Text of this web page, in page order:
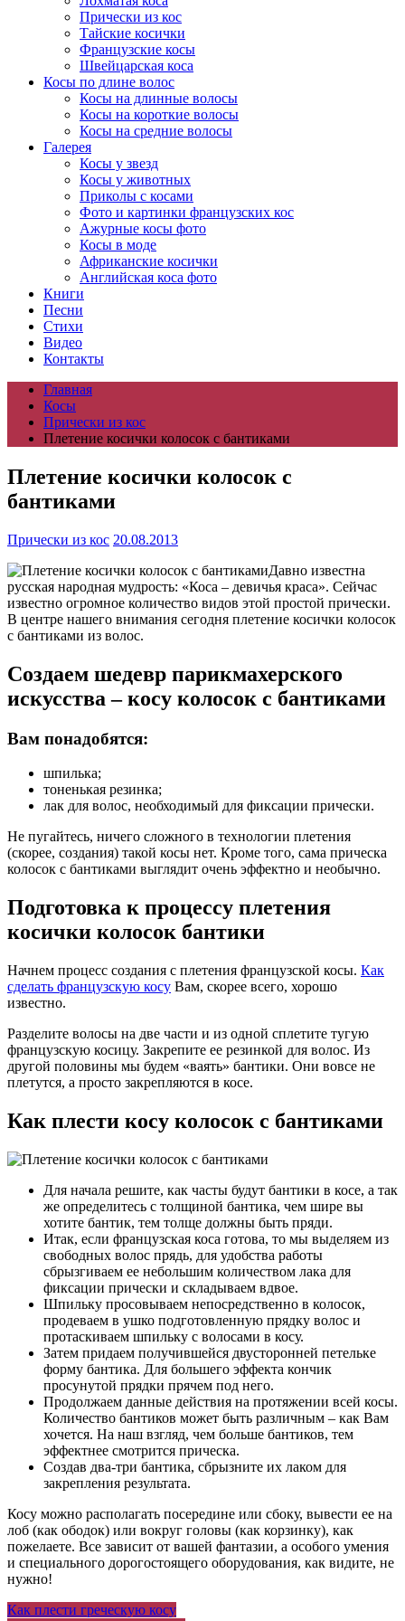
Прически из кос
Тайские косички
Французские косы
Швейцарская коса
Косы по длине волос
Косы на длинные волосы
Косы на короткие волосы
Косы на средние волосы
Галерея
Косы у звезд
Косы у животных
Приколы с косами
Фото и картинки французских кос
Ажурные косы фото
Косы в моде
Африканские косички
Английская коса фото
Книги
Песни
Cтихи
Видео
Контакты
Главная
Косы
Прически из кос
Плетение косички колосок с бантиками
Плетение косички колосок с
бантиками
Прически из кос 20.08.2013
Давно известна
русская народная мудрость: «Коса – девичья краса». Сейчас
известно огромное количество видов этой простой прически.
В центре нашего внимания сегодня плетение косички колосок
с бантиками из волос.
Создаем шедевр парикмахерского
искусства – косу колосок с бантиками
Вам понадобятся:
шпилька;
тоненькая резинка;
лак для волос, необходимый для фиксации прически.
Не пугайтесь, ничего сложного в технологии плетения
(скорее, создания) такой косы нет. Кроме того, сама прическа
колосок с бантиками выглядит очень эффектно и необычно.
Подготовка к процессу плетения
косички колосок бантики
Начнем процесс создания с плетения французской косы. Как
сделать французскую косу Вам, скорее всего, хорошо
известно.
Разделите волосы на две части и из одной сплетите тугую
французскую косицу. Закрепите ее резинкой для волос. Из
другой половины мы будем «ваять» бантики. Они вовсе не
плетутся, а просто закрепляются в косе.
Как плести косу колосок с бантиками
Для начала решите, как часты будут бантики в косе, а так
же определитесь с толщиной бантика, чем шире вы
хотите бантик, тем толще должны быть пряди.
Итак, если французская коса готова, то мы выделяем из
свободных волос прядь, для удобства работы
сбрызгиваем ее небольшим количеством лака для
фиксации прически и складываем вдвое.
Шпильку просовываем непосредственно в колосок,
продеваем в ушко подготовленную прядку волос и
протаскиваем шпильку с волосами в косу.
Затем придаем получившейся двусторонней петельке
форму бантика. Для большего эффекта кончик
просунутой прядки прячем под него.
Продолжаем данные действия на протяжении всей косы.
Количество бантиков может быть различным – как Вам
хочется. На наш взгляд, чем больше бантиков, тем
эффектнее смотрится прическа.
Создав два-три бантика, сбрызните их лаком для
закрепления результата.
Косу можно располагать посередине или сбоку, вывести ее на
лоб (как ободок) или вокруг головы (как корзинку), как
пожелаете. Все зависит от вашей фантазии, а особого умения
и специального дорогостоящего оборудования, как видите, не
нужно!
Навигация
Как плести греческую косу